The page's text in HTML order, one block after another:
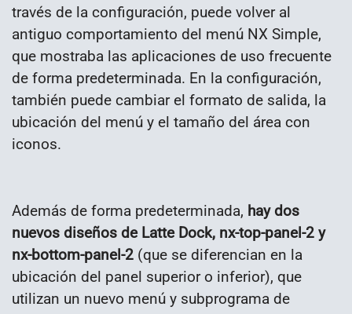
través de la configuración, puede volver al
antiguo comportamiento del menú NX Simple,
que mostraba las aplicaciones de uso frecuente
de forma predeterminada. En la configuración,
también puede cambiar el formato de salida, la
ubicación del menú y el tamaño del área con
iconos.
Además de forma predeterminada, hay dos
nuevos diseños de Latte Dock, nx-top-panel-2 y
nx-bottom-panel-2 (que se diferencian en la
ubicación del panel superior o inferior), que
utilizan un nuevo menú y subprograma de